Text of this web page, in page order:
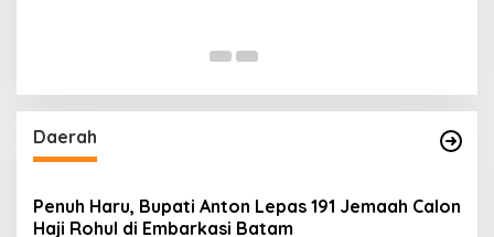
Daerah
Penuh Haru, Bupati Anton Lepas 191 Jemaah Calon
Haji Rohul di Embarkasi Batam